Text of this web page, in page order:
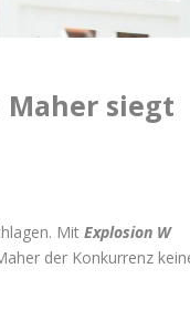
Maher siegt
MitExplosion W
der Konkurrenz